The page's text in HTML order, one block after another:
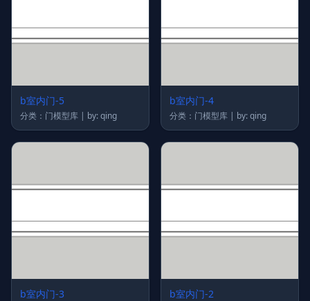
b室内门-5
分类：门模型库 | by: qing
b室内门-4
分类：门模型库 | by: qing
b室内门-3 b室内门-2